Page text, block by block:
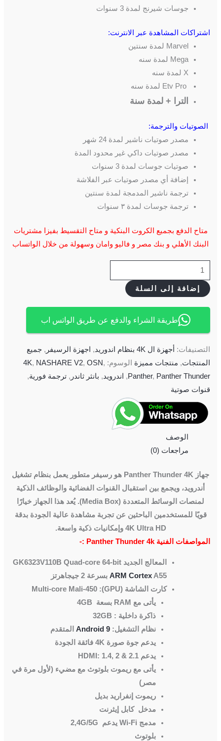
جوسات شيرنج لمدة 3 سنوات
اشتراكات المشاهدة عبر الانترنت:
Marvel لمدة سنتين
Mega لمدة سنه
X لمدة سنه
Etv Pro لمدة سنه
الترا + لمدة سنة
الصوتيات والترجمة:
مصدر صوتيات ناشير لمدة 24 شهر
مصدر صوتيات داكي غير محدود المدة
صوتيات جوسات لمدة 3 سنوات
إضافة أي مصدر صوتيات عبر الفلاشة
ترجمة ناشير المدمجة لمدة سنتين
ترجمة جوسات لمدة ٣ سنوات
متاح الدفع بجميع الكروت البنكية و متاح التقسيط بفيزا مشتريات
البنك الأهلي و بنك مصر و فاليو وامان وسهولة من خلال الواتساب
إضافة إلى السلة
طريقة الشراء والدفع عن طريق الواتس اب
التصنيفات: أجهزة ال 4K بنظام اندوريد , اجهزة الرسيفر ,جميع
المنتجات, منتجات مميزة الوسوم: 4K, NASHARE V2, OSN,
Panther, Panther Thunder
, اندرويد, بانثر ثاندر ,ترجمة فورية,
قنوات صوتية
الوصف
مراجعات (0)
جهاز Panther Thunder 4K هو رسيفر متطور يعمل بنظام تشغيل
أندرويد، ويجمع بين استقبال القنوات الفضائية والوظائف الذكية
لمنصات الوسائط المتعددة (Media Box). يُعد هذا الجهاز خيارًا
قويًا للمستخدمين الباحثين عن تجربة مشاهدة عالية الجودة بدقة
4K Ultra HD وإمكانيات ذكية واسعة.
المواصفات الفنية Panther Thunder 4k :-
المعالج الجديد GK6323V110B Quad-core 64-bit
ARM Cortex A55 بسرعة 2 جيجاهرتز
كارت الشاشة (GPU): Multi-core Mali-450
يأتى مع RAM بسعة 4GB
ذاكرة داخلية : 32GB
نظام التشغيل: Android 9المتقدم
يدعم جوة صورة 4K فائقة الجودة
يدعم HDMI: 1.4, 2 & 2.1
يأتى مع ريموت بلوتوث مع مضيء (لأول مرة في
مصر)
ريموت إنفراريد بديل
مدخل كابل إيثرنت
مدمج Wi-Fi يدعم 2,4G/5G
بلوتوث